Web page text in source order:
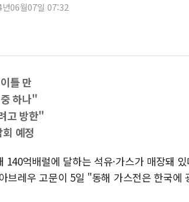
美,
강릉
폐기물
서울
李대
인천
인천서
'화합'
06월07일 07:32
틀 만
하나"
고 방한"
예정
억배럴에 달하는 석유·가스가 매장돼
레우 고문이 5일 "동해 가스전은 한국에